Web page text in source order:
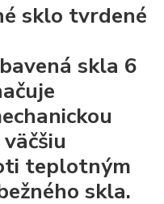
sklo tvrdené
skla 6
teplotným
skla.